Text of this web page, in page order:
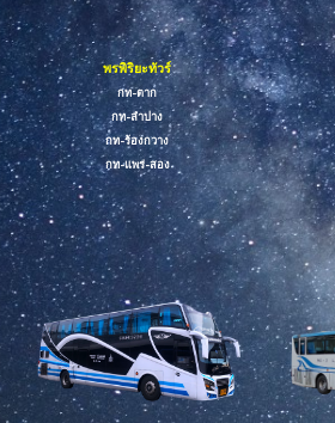
พรพิริยะทัวร์
กท-ตาก
กท-ลำปาง
กท-ร้องกวาง
กท-แพร่-สอง